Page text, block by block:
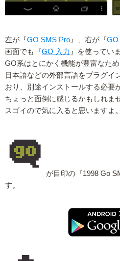
左が『GO SMS Pro 』、右が『GO
画面でも『GO 入力 』を使ってい
GO系はとにかく機能が豊富なた
日本語などの外部言語をプラグイ
おり、別途インストールする必要
ちょっと面倒に感じるかもしれま
スゴイので気に入ると思いますよ。
が目印の『1998 Go
す。